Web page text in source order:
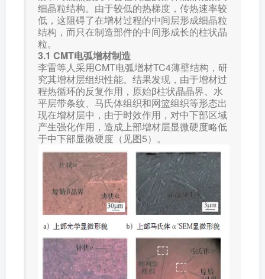
细晶粒结构。由于较低的热梯度，传热速率较
低，这阻碍了在增材过程的中间层形成细晶粒
结构，而只在制造部件的中间形成长的柱状晶
粒。
3.1 CMT电弧增材制造
李雷等人采用CMT电弧增材TC4薄壁结构，研
究其增材层组织性能。结果发现，由于增材过
程热循环的反复作用，原始β柱状晶晶界、水
平层带条纹、马氏体组织和网篮组织等形态出
现在增材层中，由于时效作用，对中下部区域
产生强化作用，造成上部增材层显微硬度略低
于中下部显微硬度（见图5）。